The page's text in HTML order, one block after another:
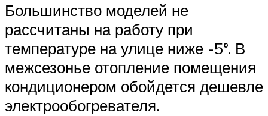
Большинство моделей не
рассчитаны на работу при
температуре на улице ниже -5°. В
межсезонье отопление помещения
кондиционером обойдется дешевле
электрообогревателя.